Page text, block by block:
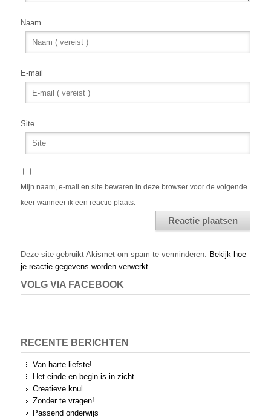
Naam
E-mail
Site
Mijn naam, e-mail en site bewaren in deze browser voor de volgende
keer wanneer ik een reactie plaats.
Deze site gebruikt Akismet om spam te verminderen. Bekijk hoe
je reactie-gegevens worden verwerkt.
VOLG VIA FACEBOOK
RECENTE BERICHTEN
Van harte liefste!
Het einde en begin is in zicht
Creatieve knul
Zonder te vragen!
Passend onderwijs